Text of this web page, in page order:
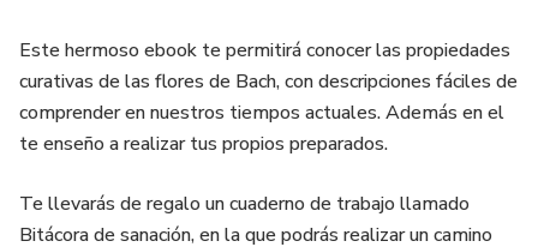
Este hermoso ebook te permitirá conocer las propiedades
curativas de las flores de Bach, con descripciones fáciles de
comprender en nuestros tiempos actuales. Además en el
te enseño a realizar tus propios preparados.
Te llevarás de regalo un cuaderno de trabajo llamado
Bitácora de sanación, en la que podrás realizar un camino